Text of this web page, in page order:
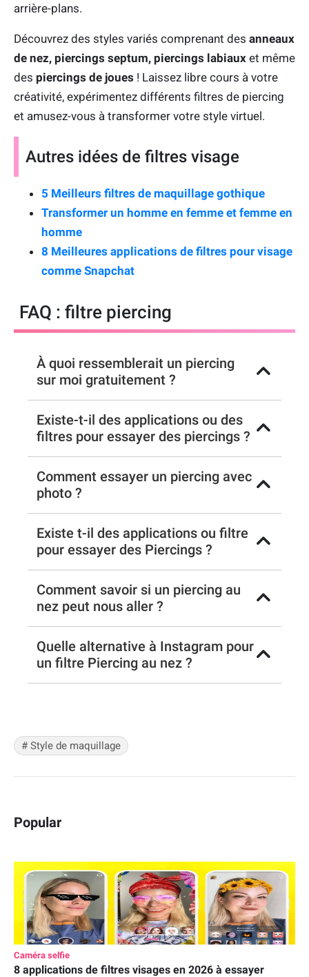
arrière-plans.
Découvrez des styles variés comprenant des anneaux
de nez, piercings septum, piercings labiaux et même
des piercings de joues ! Laissez libre cours à votre
créativité, expérimentez différents filtres de piercing
et amusez-vous à transformer votre style virtuel.
Autres idées de filtres visage
5 Meilleurs filtres de maquillage gothique
Transformer un homme en femme et femme en
homme
8 Meilleures applications de filtres pour visage
comme Snapchat
FAQ : filtre piercing
À quoi ressemblerait un piercing
sur moi gratuitement ?
Existe-t-il des applications ou des
filtres pour essayer des piercings ?
Comment essayer un piercing avec
photo ?
Existe t-il des applications ou filtre
pour essayer des Piercings ?
Comment savoir si un piercing au
nez peut nous aller ?
Quelle alternative à Instagram pour
un filtre Piercing au nez ?
# Style de maquillage
Popular
Caméra selfie
8 applications de filtres visages en 2026 à essayer